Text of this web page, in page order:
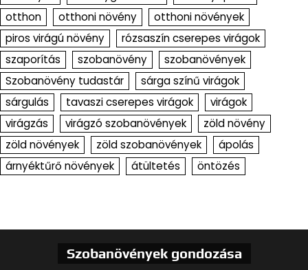
otthon
otthoni növény
otthoni növények
piros virágú növény
rózsaszín cserepes virágok
szaporítás
szobanövény
szobanövények
Szobanövény tudastár
sárga színű virágok
sárgulás
tavaszi cserepes virágok
virágok
virágzás
virágzó szobanövények
zöld növény
zöld növények
zöld szobanövények
ápolás
árnyéktűrő növények
átültetés öntözés
Szobanövények gondozása